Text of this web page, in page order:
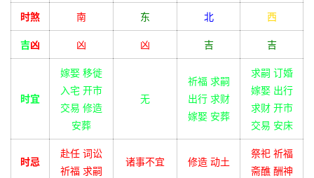
时煞 南 东 北 西
吉凶 凶 凶 吉 吉
时宜
嫁娶 移徙
入宅 开市
交易 修造
安葬
无
祈福 求嗣
出行 求财
嫁娶 安葬
求嗣 订婚
嫁娶 出行
求财 开市
交易 安床
时忌
赴任 词讼
祈福 求嗣
诸事不宜 修造 动土
祭祀 祈福
斋醮 酬神